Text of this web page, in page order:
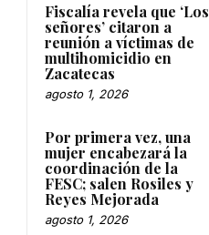
Fiscalía revela que ‘Los
señores’ citaron a
reunión a víctimas de
multihomicidio en
Zacatecas
agosto 1, 2026
Por primera vez, una
mujer encabezará la
coordinación de la
FESC; salen Rosiles y
Reyes Mejorada
agosto 1, 2026